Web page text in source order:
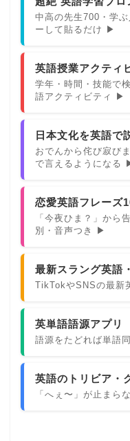
中高の先生700・学
ーして貼るだけ ▶
英語授業アクティ
学年・時間・技能で
語アクティビティ ▶
日本文化を英語で
おでんから侘び寂び
で言えるようになる
恋愛英語フレーズ
「今夜ひま？」から
別・音声つき ▶
最新スラング英語
TikTokやSNSの最新
英単語語源アプリ
語源をたどれば単語
英語のトリビア・
「へぇ〜」が止まら